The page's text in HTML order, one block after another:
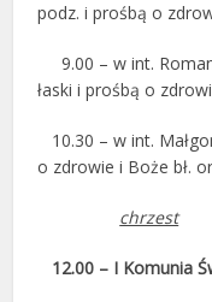
podz. i prośbą o
9.00 – w int.
łaski i prośbą o
10.30 – w int.
o zdrowie i Boże bł.
chrzest
12.00 – I Komunia